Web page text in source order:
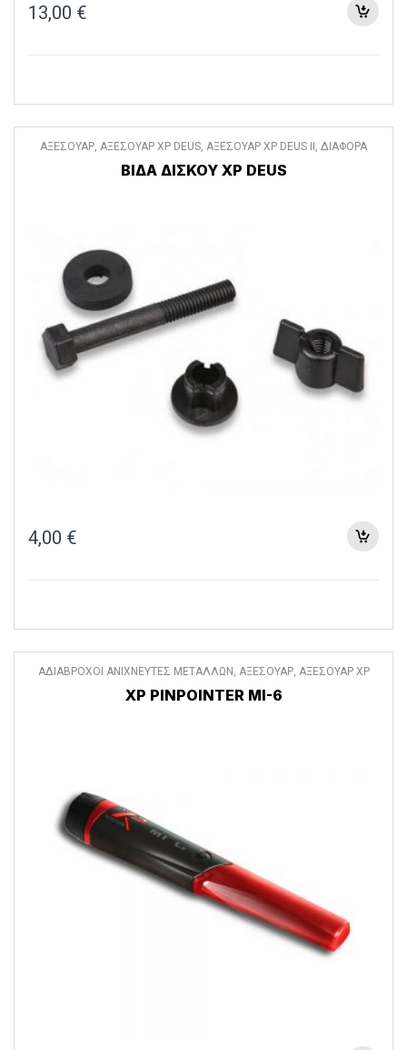
13,00 €
ΑΞΕΣΟΥΑΡ ΑΞΕΣΟΥΑΡ XP DEUS ΑΞΕΣΟΥΑΡ XP DEUS II ΔΙΑΦΟΡΑ
ΒΙΔΑ ΔΙΣΚΟΥ XP DEUS
4,00 €
ΑΔΙΑΒΡΟΧΟΙ ΑΝΙΧΝΕΥΤΕΣ ΜΕΤΑΛΛΩΝ ΑΞΕΣΟΥΑΡ, ΑΞΕΣΟΥΑΡ XP
XP PINPOINTER MI-6